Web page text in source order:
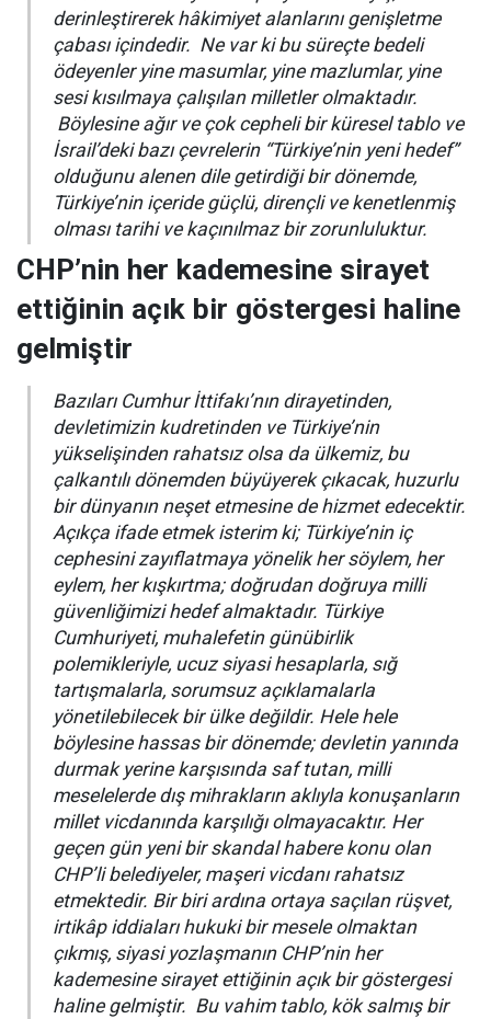
derinleştirerek hâkimiyet alanlarını genişletme
çabası içindedir. Ne var ki bu süreçte bedeli
ödeyenler yine masumlar, yine mazlumlar, yine
sesi kısılmaya çalışılan milletler olmaktadır.
Böylesine ağır ve çok cepheli bir küresel tablo ve
İsrail’deki bazı çevrelerin “Türkiye’nin yeni hedef”
olduğunu alenen dile getirdiği bir dönemde,
Türkiye’nin içeride güçlü, dirençli ve kenetlenmiş
olması tarihi ve kaçınılmaz bir zorunluluktur.
CHP’nin her kademesine sirayet
ettiğinin açık bir göstergesi haline
gelmiştir
Bazıları Cumhur İttifakı’nın dirayetinden,
devletimizin kudretinden ve Türkiye’nin
yükselişinden rahatsız olsa da ülkemiz, bu
çalkantılı dönemden büyüyerek çıkacak, huzurlu
bir dünyanın neşet etmesine de hizmet edecektir.
Açıkça ifade etmek isterim ki; Türkiye’nin iç
cephesini zayıflatmaya yönelik her söylem, her
eylem, her kışkırtma; doğrudan doğruya milli
güvenliğimizi hedef almaktadır. Türkiye
Cumhuriyeti, muhalefetin günübirlik
polemikleriyle, ucuz siyasi hesaplarla, sığ
tartışmalarla, sorumsuz açıklamalarla
yönetilebilecek bir ülke değildir. Hele hele
böylesine hassas bir dönemde; devletin yanında
durmak yerine karşısında saf tutan, milli
meselelerde dış mihrakların aklıyla konuşanların
millet vicdanında karşılığı olmayacaktır. Her
geçen gün yeni bir skandal habere konu olan
CHP’li belediyeler, maşeri vicdanı rahatsız
etmektedir. Bir biri ardına ortaya saçılan rüşvet,
irtikâp iddiaları hukuki bir mesele olmaktan
çıkmış, siyasi yozlaşmanın CHP’nin her
kademesine sirayet ettiğinin açık bir göstergesi
haline gelmiştir. Bu vahim tablo, kök salmış bir